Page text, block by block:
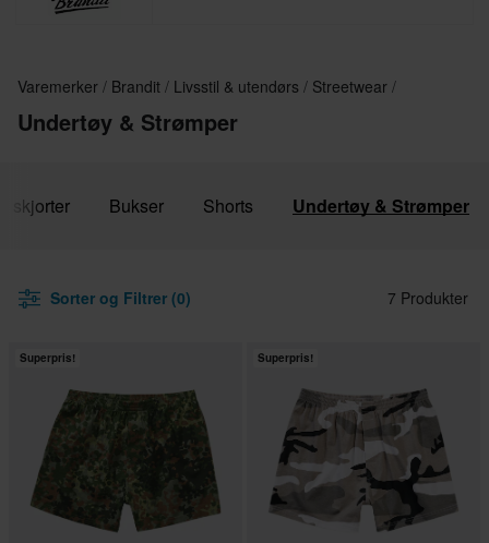
Varemerker Brandit Livsstil & utendørs Streetwear
Undertøy & Strømper
skjorter Bukser Shorts Undertøy & Strømper
Sorter og Filtrer (0) 7 Produkter
Superpris! Superpris!